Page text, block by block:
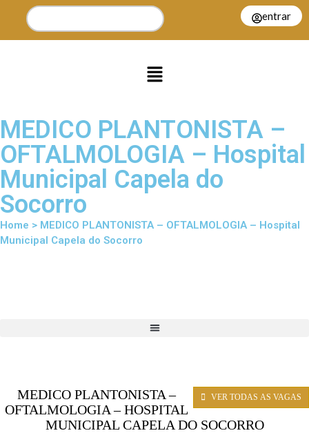
entrar
MEDICO PLANTONISTA –
OFTALMOLOGIA – Hospital
Municipal Capela do
Socorro
Home > MEDICO PLANTONISTA – OFTALMOLOGIA – Hospital
Municipal Capela do Socorro
VER TODAS AS VAGAS
MEDICO PLANTONISTA –
OFTALMOLOGIA – HOSPITAL
MUNICIPAL CAPELA DO SOCORRO